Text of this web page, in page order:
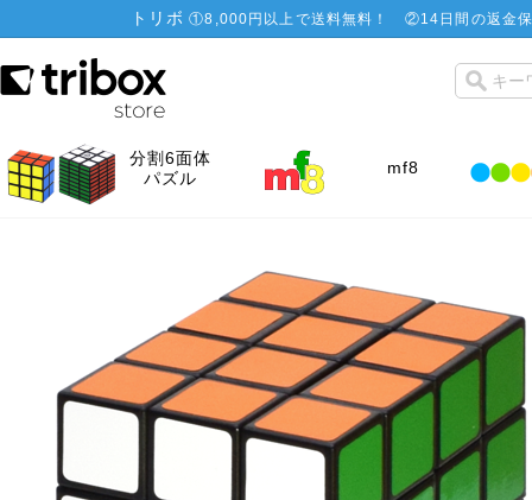
トリボ ①8,000円以上で送料無料！ ②14日間の返金
分割6面体
パズル
mf8